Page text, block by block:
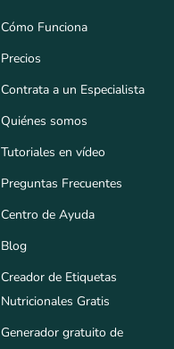
Cómo Funciona
Precios
Contrata a un Especialista
Quiénes somos
Tutoriales en vídeo
Preguntas Frecuentes
Centro de Ayuda
Blog
Creador de Etiquetas
Nutricionales Gratis
Generador gratuito de